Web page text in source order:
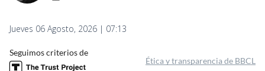
Jueves 06 Agosto, 2026 | 07:13
Seguimos criterios de
Ética y transparencia de BBCL